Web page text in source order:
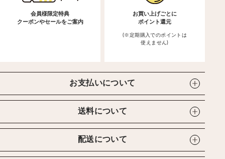
会員様限定特典
クーポンやセールをご案内
お買い上げごとに
ポイント還元
(※定期購入でのポイントは
使えません)
お支払いについて
送料について
配送について